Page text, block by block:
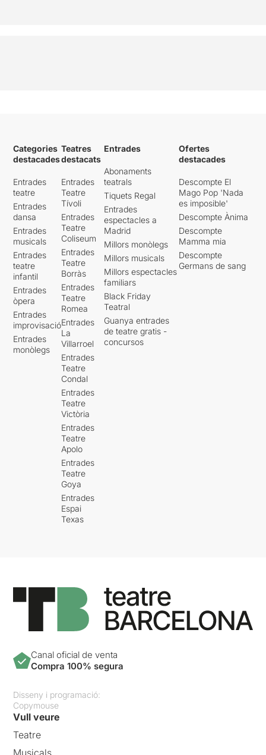
Categories
destacades
Entrades
teatre
Entrades
dansa
Entrades
musicals
Entrades
teatre
infantil
Entrades
òpera
Entrades
improvisació
Entrades
monòlegs
Teatres
destacats
Entrades
Teatre
Tívoli
Entrades
Teatre
Coliseum
Entrades
Teatre
Borràs
Entrades
Teatre
Romea
Entrades
La
Villarroel
Entrades
Teatre
Condal
Entrades
Teatre
Victòria
Entrades
Teatre
Apolo
Entrades
Teatre
Goya
Entrades
Espai
Texas
Entrades
Abonaments
teatrals
Tiquets Regal
Entrades
espectacles a
Madrid
Millors monòlegs
Millors musicals
Millors espectacles
familiars
Black Friday
Teatral
Guanya entrades
de teatre gratis -
concursos
Ofertes
destacades
Descompte El
Mago Pop 'Nada
es imposible'
Descompte Ànima
Descompte
Mamma mia
Descompte
Germans de sang
Canal oficial de venta
Compra 100% segura
Disseny i programació:
Copymouse
Vull veure
Teatre